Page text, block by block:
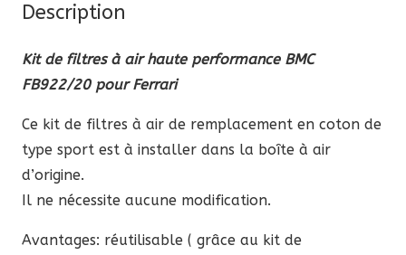
haute
BMC
FB922/20
pour
Ferrari
Description
Kit de filtres à air haute performance BMC
FB922/20 pour Ferrari
Ce kit de filtres à air de remplacement en coton de
type sport est à installer dans la boîte à air
d’origine.
Il ne nécessite aucune modification.
Avantages: réutilisable ( grâce au kit de